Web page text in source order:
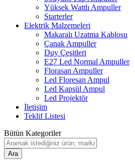
Yüksek Wattlı Ampuller
Starterler
Elektrik Malzemeleri
Makaralı Uzatma Kablosu
Çanak Ampuller
Duy Çeşitleri
E27 Led Normal Ampuller
Florasan Ampuller
Led Floresan Ampul
Led Kapsül Ampul
Led Projektör
İletişim
Teklif Listesi
Bütün Kategoriler
Ara